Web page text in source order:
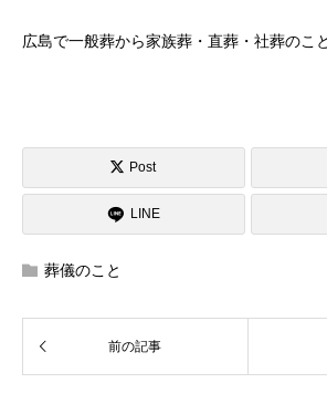
広島で一般葬から家族葬・直葬・社葬のこ
Post
LINE
葬儀のこと